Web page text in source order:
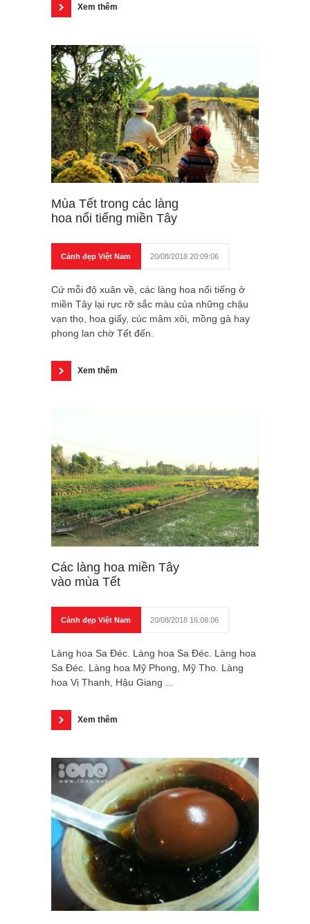
Xem thêm
Mùa Tết trong các làng
hoa nổi tiếng miền Tây
Cảnh đẹp Việt Nam 20/08/2018 20:09:06
Cứ mỗi độ xuân về, các làng hoa nổi tiếng ở
miền Tây lại rực rỡ sắc màu của những chậu
vạn thọ, hoa giấy, cúc mâm xôi, mồng gà hay
phong lan chờ Tết đến.
Xem thêm
Các làng hoa miền Tây
vào mùa Tết
Cảnh đẹp Việt Nam 20/08/2018 16:08:06
Làng hoa Sa Đéc. Làng hoa Sa Đéc. Làng hoa
Sa Đéc. Làng hoa Mỹ Phong, Mỹ Tho. Làng
hoa Vị Thanh, Hậu Giang ...
Xem thêm